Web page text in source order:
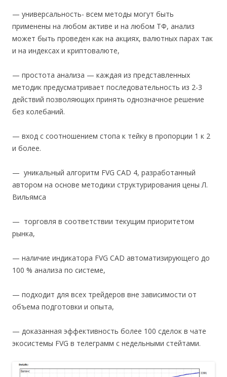
— универсальность- всем методы могут быть
применены на любом активе и на любом ТФ, анализ
может быть проведен как на акциях, валютных парах так
и на индексах и криптовалюте,
— простота анализа — каждая из представленных
методик предусматривает последовательность из 2-3
действий позволяющих принять однозначное решение
без колебаний.
— вход с соотношением стопа к тейку в пропорции 1 к 2
и более.
— уникальный алгоритм FVG CAD 4, разработанный
автором на основе методики структурирования цены Л.
Вильямса
— торговля в соответствии текущим приоритетом
рынка,
— наличие индикатора FVG CAD автоматизирующего до
100 % анализа по системе,
— подходит для всех трейдеров вне зависимости от
объема подготовки и опыта,
— доказанная эффективность более 100 сделок в чате
экосистемы FVG в телеграмм с недельными стейтами.